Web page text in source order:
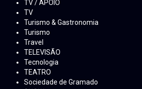
TV / APOIO
TV
Turismo & Gastronomia
Turismo
Travel
TELEVISÃO
Tecnologia
TEATRO
Sociedade de Gramado